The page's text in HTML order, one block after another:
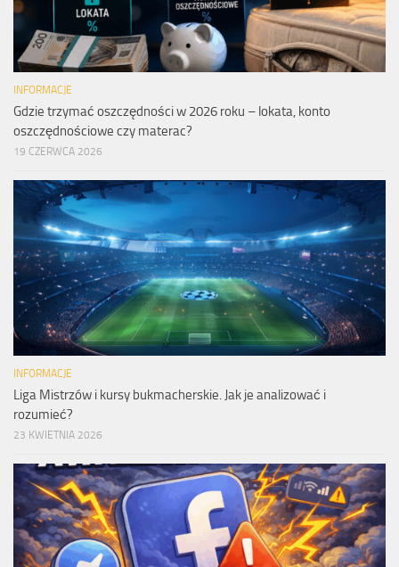
INFORMACJE
Gdzie trzymać oszczędności w 2026 roku – lokata, konto
oszczędnościowe czy materac?
19 CZERWCA 2026
INFORMACJE
Liga Mistrzów i kursy bukmacherskie. Jak je analizować i
rozumieć?
23 KWIETNIA 2026